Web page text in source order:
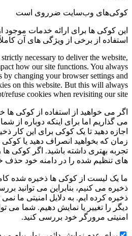
کوکی‌های وب‌سایت ضرروی است
این کوکی ها برای ارائه خدمات
استفاده از برخی از ویژگی های آن
necessary to deliver the website,
how our site functions. You always
by changing your browser settings and
on this website. But this will always
refuse cookies when revisiting our site.
اگر می خواهید از استفاده از کوکی ها
می گذاریم اما برای اینکه دوباره از
اجازه دهید تا یک کوکی برای این کار
زمان که بخواهید انصراف دهید یا کوکی
تجربه بهتری داشته باشید. اگر کوکی ها
های تنظیم شده را در دامنه خود حذف
ما یک لیست از کوکی ها ذخیره شده
ذخیره می کنیم، بنابراین می توانید
ذخیره کرده ایم. به دلایل امنیتی ما
دیگر را تغییر یا نمایش دهیم. شما می
امنیتی مرورگر خود بررسی کنید.